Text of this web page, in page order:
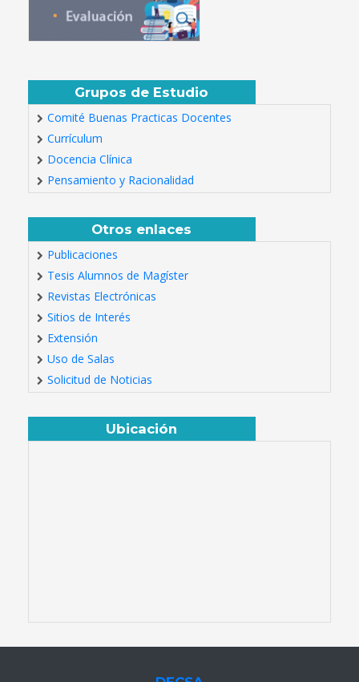
Grupos de Estudio
Comité Buenas Practicas Docentes
Currículum
Docencia Clínica
Pensamiento y Racionalidad
Otros enlaces
Publicaciones
Tesis Alumnos de Magíster
Revistas Electrónicas
Sitios de Interés
Extensión
Uso de Salas
Solicitud de Noticias
Ubicación